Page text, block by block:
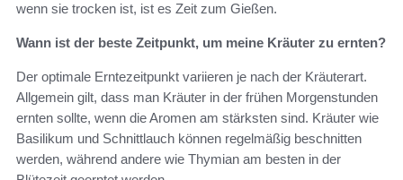
wenn sie trocken ist, ist es Zeit zum Gießen.
Wann ist der beste Zeitpunkt, um meine Kräuter zu ernten?
Der optimale Erntezeitpunkt variieren je nach der Kräuterart.
Allgemein gilt, dass man Kräuter in der frühen Morgenstunden
ernten sollte, wenn die Aromen am stärksten sind. Kräuter wie
Basilikum und Schnittlauch können regelmäßig beschnitten
werden, während andere wie Thymian am besten in der